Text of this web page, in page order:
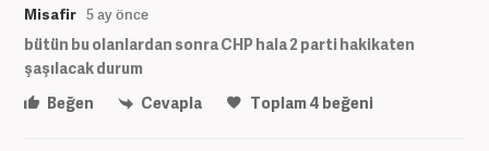
Misafir 5 ay önce
bütün bu olanlardan sonra CHP hala 2 parti hakikaten
şaşılacak durum
Beğen
Cevapla Toplam4 beğeni